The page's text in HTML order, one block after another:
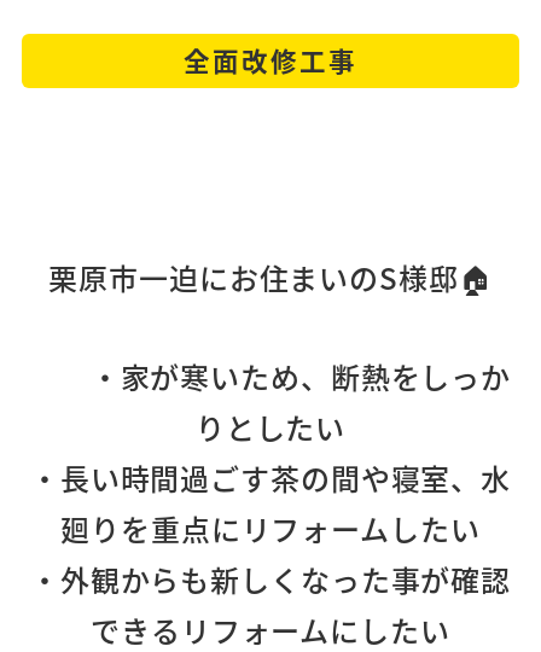
全面改修工事
栗原市一迫にお住まいのS様邸🏠
・家が寒いため、断熱をしっか
りとしたい
・長い時間過ごす茶の間や寝室、水
廻りを重点にリフォームしたい
・外観からも新しくなった事が確認
できるリフォームにしたい